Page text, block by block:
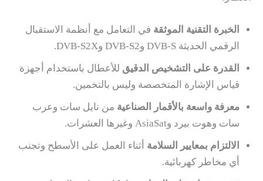
الخبرة التقنية الموثقة في التعامل مع أنظمة الاستقبال
الرقمي الحديثة DVB-S وDVB-S2 وDVB-S2X.
القدرة على التشخيص الدقيق للأعطال باستخدام أجهزة
قياس الإشارة المتخصصة وليس بالتخمين.
معرفة واسعة بالأقمار الصناعية من نايل سات وعرب
سات وهوت بيرد وAsiaSat وغيرها العشرات.
الالتزام بمعايير السلامة أثناء العمل على الأسطح وتجنب
أي مخاطر كهربائية.